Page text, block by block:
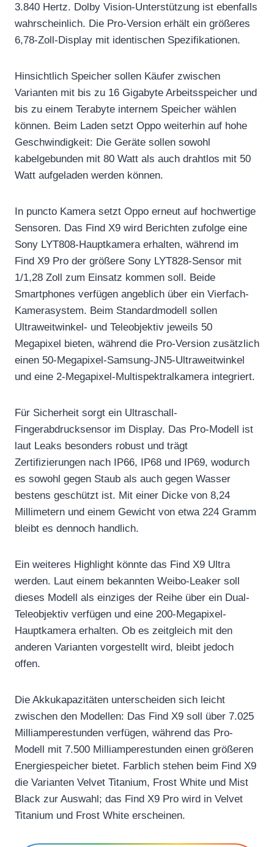
3.840 Hertz. Dolby Vision-Unterstützung ist ebenfalls
wahrscheinlich. Die Pro-Version erhält ein größeres
6,78-Zoll-Display mit identischen Spezifikationen.
Hinsichtlich Speicher sollen Käufer zwischen
Varianten mit bis zu 16 Gigabyte Arbeitsspeicher und
bis zu einem Terabyte internem Speicher wählen
können. Beim Laden setzt Oppo weiterhin auf hohe
Geschwindigkeit: Die Geräte sollen sowohl
kabelgebunden mit 80 Watt als auch drahtlos mit 50
Watt aufgeladen werden können.
In puncto Kamera setzt Oppo erneut auf hochwertige
Sensoren. Das Find X9 wird Berichten zufolge eine
Sony LYT808-Hauptkamera erhalten, während im
Find X9 Pro der größere Sony LYT828-Sensor mit
1/1,28 Zoll zum Einsatz kommen soll. Beide
Smartphones verfügen angeblich über ein Vierfach-
Kamerasystem. Beim Standardmodell sollen
Ultraweitwinkel- und Teleobjektiv jeweils 50
Megapixel bieten, während die Pro-Version zusätzlich
einen 50-Megapixel-Samsung-JN5-Ultraweitwinkel
und eine 2-Megapixel-Multispektralkamera integriert.
Für Sicherheit sorgt ein Ultraschall-
Fingerabdrucksensor im Display. Das Pro-Modell ist
laut Leaks besonders robust und trägt
Zertifizierungen nach IP66, IP68 und IP69, wodurch
es sowohl gegen Staub als auch gegen Wasser
bestens geschützt ist. Mit einer Dicke von 8,24
Millimetern und einem Gewicht von etwa 224 Gramm
bleibt es dennoch handlich.
Ein weiteres Highlight könnte das Find X9 Ultra
werden. Laut einem bekannten Weibo-Leaker soll
dieses Modell als einziges der Reihe über ein Dual-
Teleobjektiv verfügen und eine 200-Megapixel-
Hauptkamera erhalten. Ob es zeitgleich mit den
anderen Varianten vorgestellt wird, bleibt jedoch
offen.
Die Akkukapazitäten unterscheiden sich leicht
zwischen den Modellen: Das Find X9 soll über 7.025
Milliamperestunden verfügen, während das Pro-
Modell mit 7.500 Milliamperestunden einen größeren
Energiespeicher bietet. Farblich stehen beim Find X9
die Varianten Velvet Titanium, Frost White und Mist
Black zur Auswahl; das Find X9 Pro wird in Velvet
Titanium und Frost White erscheinen.